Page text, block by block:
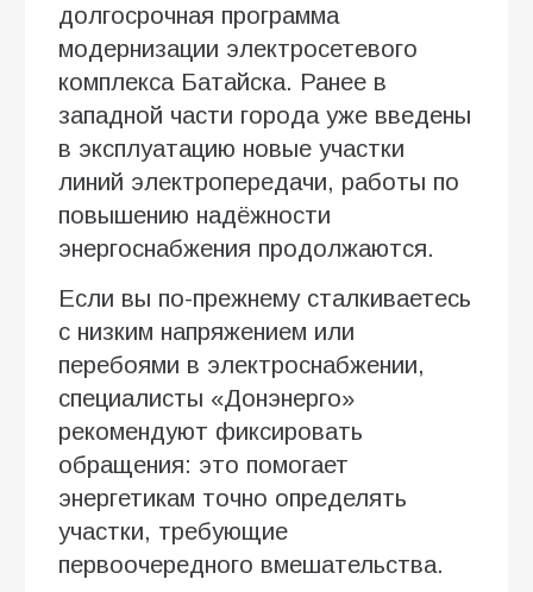
долгосрочная программа
модернизации электросетевого
комплекса Батайска. Ранее в
западной части города уже введены
в эксплуатацию новые участки
линий электропередачи, работы по
повышению надёжности
энергоснабжения продолжаются.
Если вы по-прежнему сталкиваетесь
с низким напряжением или
перебоями в электроснабжении,
специалисты «Донэнерго»
рекомендуют фиксировать
обращения: это помогает
энергетикам точно определять
участки, требующие
первоочередного вмешательства.